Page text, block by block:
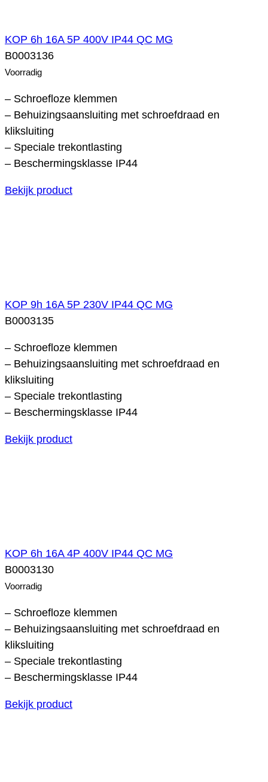
KOP 6h 16A 5P 400V IP44 QC MG
B0003136
Voorradig
– Schroefloze klemmen
– Behuizingsaansluiting met schroefdraad en
kliksluiting
– Speciale trekontlasting
– Beschermingsklasse IP44
Bekijk product
KOP 9h 16A 5P 230V IP44 QC MG
B0003135
– Schroefloze klemmen
– Behuizingsaansluiting met schroefdraad en
kliksluiting
– Speciale trekontlasting
– Beschermingsklasse IP44
Bekijk product
KOP 6h 16A 4P 400V IP44 QC MG
B0003130
Voorradig
– Schroefloze klemmen
– Behuizingsaansluiting met schroefdraad en
kliksluiting
– Speciale trekontlasting
– Beschermingsklasse IP44
Bekijk product